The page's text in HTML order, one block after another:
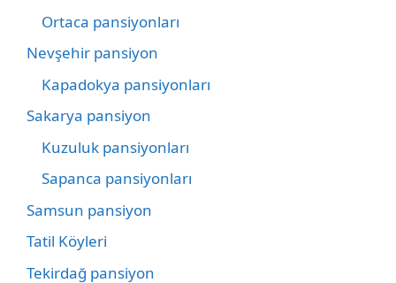
Ortaca pansiyonları
Nevşehir pansiyon
Kapadokya pansiyonları
Sakarya pansiyon
Kuzuluk pansiyonları
Sapanca pansiyonları
Samsun pansiyon
Tatil Köyleri
Tekirdağ pansiyon